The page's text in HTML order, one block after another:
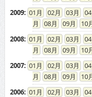
2009: 01 02 03 04
08
09 10
2008: 01 02 03 04
08
09 10
2007: 01 02 03 04
08
09 10
2006: 01 02 03 04